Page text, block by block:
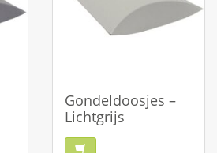
Gondeldoosjes –
Lichtgrijs